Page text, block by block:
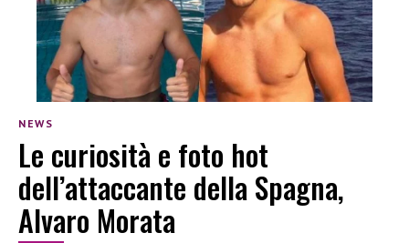
NEWS
Le curiosità e foto hot
dell’attaccante della Spagna,
Alvaro Morata